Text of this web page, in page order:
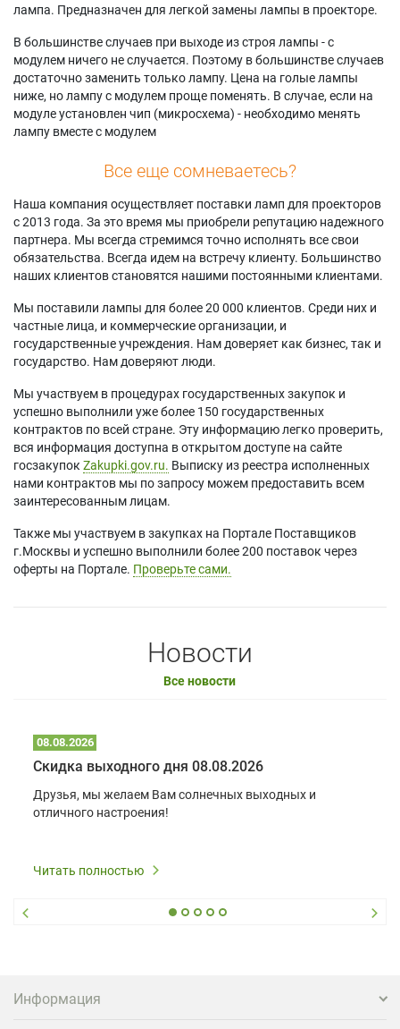
лампа. Предназначен для легкой замены лампы в проекторе.
В большинстве случаев при выходе из строя лампы - с
модулем ничего не случается. Поэтому в большинстве случаев
достаточно заменить только лампу. Цена на голые лампы
ниже, но лампу с модулем проще поменять. В случае, если на
модуле установлен чип (микросхема) - необходимо менять
лампу вместе с модулем
Все еще сомневаетесь?
Наша компания осуществляет поставки ламп для проекторов
с 2013 года. За это время мы приобрели репутацию надежного
партнера. Мы всегда стремимся точно исполнять все свои
обязательства. Всегда идем на встречу клиенту. Большинство
наших клиентов становятся нашими постоянными клиентами.
Мы поставили лампы для более 20 000 клиентов. Среди них и
частные лица, и коммерческие организации, и
государственные учреждения. Нам доверяет как бизнес, так и
государство. Нам доверяют люди.
Мы участвуем в процедурах государственных закупок и
успешно выполнили уже более 150 государственных
контрактов по всей стране. Эту информацию легко проверить,
вся информация доступна в открытом доступе на сайте
госзакупок Zakupki.gov.ru. Выписку из реестра исполненных
нами контрактов мы по запросу можем предоставить всем
заинтересованным лицам.
Также мы участвуем в закупках на Портале Поставщиков
г.Москвы и успешно выполнили более 200 поставок через
оферты на Портале. Проверьте сами.
Новости
Все новости
08.08.2026
Скидка выходного дня 08.08.2026
Друзья, мы желаем Вам солнечных выходных и
отличного настроения!
Читать полностью
Информация